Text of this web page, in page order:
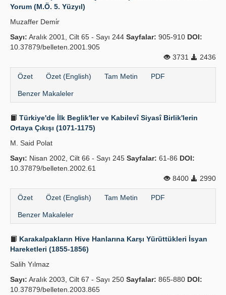
Kılavuzlar
Yorum (M.Ö. 5. Yüzyıl)
Muzaffer Demi̇r
Sayı: Aralık 2001, Cilt 65 - Sayı 244 Sayfalar: 905-910 DOI:
10.37879/belleten.2001.905
3731
2436
Özet Özet (English) Tam Metin PDF
Benzer Makaleler
Türkiye'de İlk Beglik'ler ve Kabilevî Siyasî Birlik'lerin
Ortaya Çıkışı (1071-1175)
M. Said Polat
Sayı: Nisan 2002, Cilt 66 - Sayı 245 Sayfalar: 61-86 DOI:
10.37879/belleten.2002.61
8400
2990
Özet Özet (English) Tam Metin PDF
Benzer Makaleler
Karakalpakların Hive Hanlarına Karşı Yürüttükleri İsyan
Hareketleri (1855-1856)
Salih Yılmaz
Sayı: Aralık 2003, Cilt 67 - Sayı 250 Sayfalar: 865-880 DOI:
10.37879/belleten.2003.865